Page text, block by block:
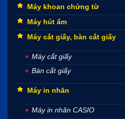
Máy khoan chứng từ
Máy hút ẩm
Máy cắt giấy, bàn cắt giấy
Máy cắt giấy
Bàn cắt giấy
Máy in nhãn
Máy in nhãn CASIO